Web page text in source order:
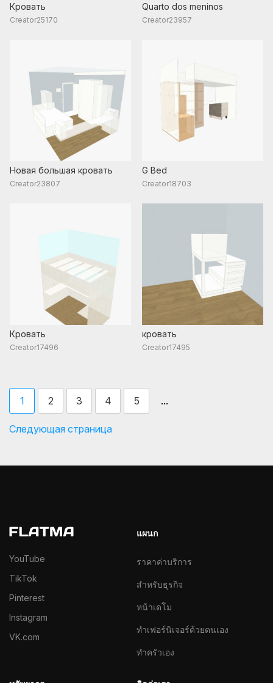
Кровать
Creator25170
Quarto dos meninos
Creator23957
Новая большая кровать
Creator23807
G Bed
Creator18703
Кровать
Creator17496
кровать
Creator17495
1 2 3 4 5 ...
Следующая страница
YouTube
TikTok
Pinterest
Instagram
VK.com
แผนก
ราคาค่าบริการ
สำหรับธุรกิจ
หน้าเดโม
ทำเฟอร์นิเจอร์ด้วยตนเอง
ทำครัวเอง